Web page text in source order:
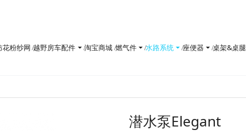
粉纱网 越野房车配件 淘宝商城 燃气件 水路系统 座便器 桌架&桌腿
潜水泵Elegant